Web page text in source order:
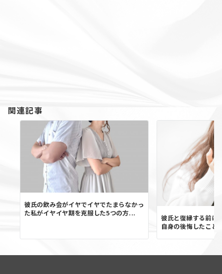
関連記事
彼氏の飲み会がイヤでイヤでたまらなかっ
た私がイヤイヤ期を克服した5つの方...
彼氏と復縁する前
自身の後悔したこ